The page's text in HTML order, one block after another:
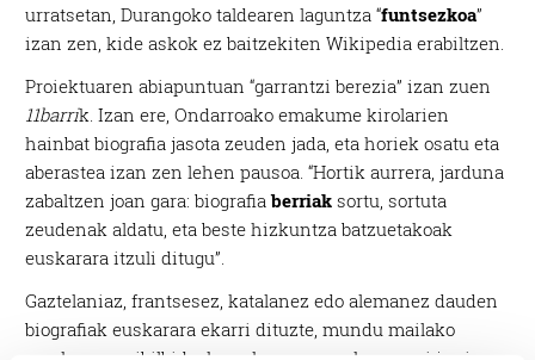
urratsetan, Durangoko taldearen laguntza “funtsezkoa”
izan zen, kide askok ez baitzekiten Wikipedia erabiltzen.
Proiektuaren abiapuntuan “garrantzi berezia” izan zuen
11barrik. Izan ere, Ondarroako emakume kirolarien
hainbat biografia jasota zeuden jada, eta horiek osatu eta
aberastea izan zen lehen pausoa. “Hortik aurrera, jarduna
zabaltzen joan gara: biografiaberriak sortu, sortuta
zeudenak aldatu, eta beste hizkuntza batzuetakoak
euskarara itzuli ditugu”.
Gaztelaniaz, frantsesez, katalanez edo alemanez dauden
biografiak euskarara ekarri dituzte, mundu mailako